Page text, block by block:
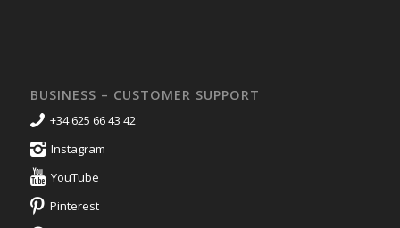
BUSINESS – CUSTOMER SUPPORT
+34 625 66 43 42
Instagram
YouTube
Pinterest